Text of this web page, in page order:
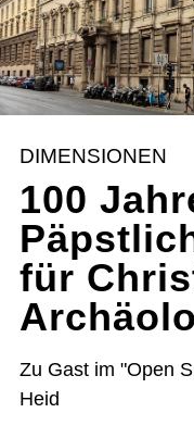
DIMENSIONEN
100
für
Zu Gast im "Open
Heid